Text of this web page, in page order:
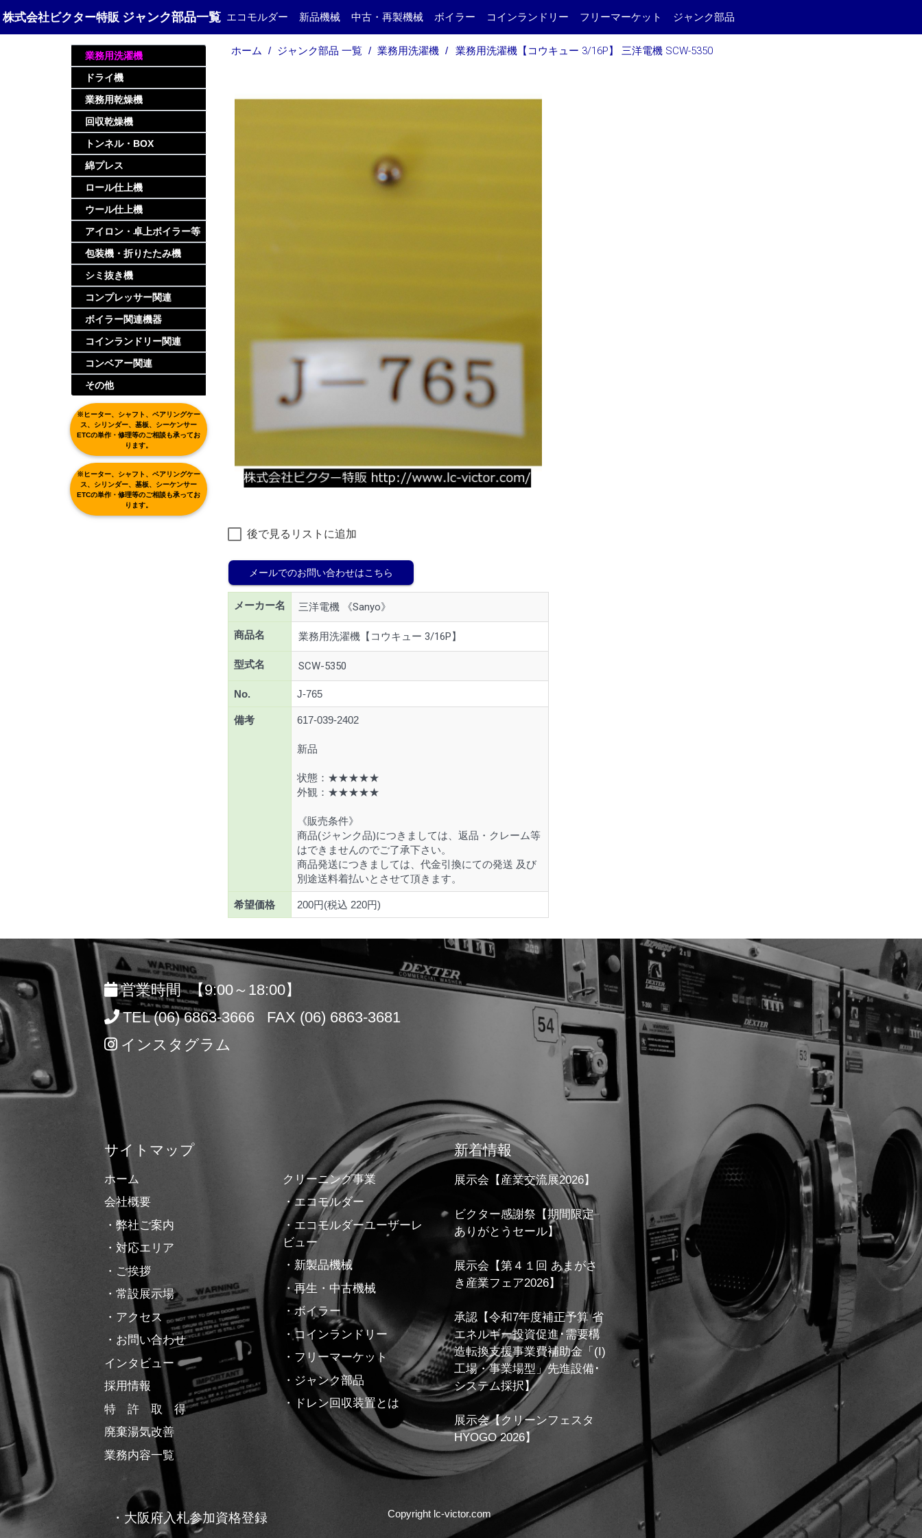
株式会社ビクター特販 ジャンク部品一覧 エコモルダー 新品機械 中古・再製機械 ボイラー コインランドリー フリーマーケット ジャンク部品
業務用洗濯機
ドライ機
業務用乾燥機
回収乾燥機
トンネル・BOX
綿プレス
ロール仕上機
ウール仕上機
アイロン・卓上ボイラー等
包装機・折りたたみ機
シミ抜き機
コンプレッサー関連
ボイラー関連機器
コインランドリー関連
コンベアー関連
その他
※ヒーター、シャフト、ベアリングケー
ス、シリンダー、基板、シーケンサー
ETCの単作・修理等のご相談も承ってお
ります。
※ヒーター、シャフト、ベアリングケー
ス、シリンダー、基板、シーケンサー
ETCの単作・修理等のご相談も承ってお
ります。
ホーム ジャンク部品 一覧 業務用洗濯機 業務用洗濯機【コウキュー 3/16P】 三洋電機 SCW-5350
後で見るリストに追加
メールでのお問い合わせはこちら
メーカー名 三洋電機 《Sanyo》
商品名 業務用洗濯機【コウキュー 3/16P】
型式名 SCW-5350
No. J-765
備考 617-039-2402
新品
状態：★★★★★
外観：★★★★★
《販売条件》
商品(ジャンク品)につきましては、返品・クレーム等
はできませんのでご了承下さい。
商品発送につきましては、代金引換にての発送 及び
別途送料着払いとさせて頂きます。
希望価格 200円(税込 220円)
営業時間 【9:00～18:00】
TEL (06) 6863-3666 FAX (06) 6863-3681
インスタグラム
サイトマップ
ホーム
会社概要
・弊社ご案内
・対応エリア
・ご挨拶
・常設展示場
・アクセス
・お問い合わせ
インタビュー
採用情報
特 許 取 得
廃棄湯気改善
業務内容一覧
クリーニング事業
・エコモルダー
・エコモルダーユーザーレ
ビュー
・新製品機械
・再生・中古機械
・ボイラー
・コインランドリー
・フリーマーケット
・ジャンク部品
・ドレン回収装置とは
新着情報
展示会【産業交流展2026】
ビクター感謝祭【期間限定
ありがとうセール】
展示会【第４１回 あまがさ
き産業フェア2026】
承認【令和7年度補正予算 省
エネルギー投資促進･需要構
造転換支援事業費補助金「(I)
工場・事業場型」先進設備･
システム採択】
展示会【クリーンフェスタ
HYOGO 2026】
・大阪府入札参加資格登録 Copyright lc-victor.com